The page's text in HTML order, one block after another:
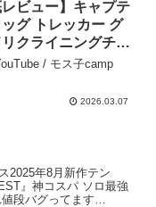
レビュー】キャプテ
グ トレッカー グ
クライニングチェ
ンプギア #キャ
/ モス子camp
2026.03.07
2025年8月新作テン
』神コスパ ソロ最強
段バグってます